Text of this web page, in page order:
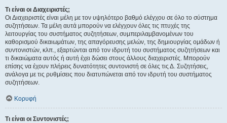
Τι είναι οι Διαχειριστές;
Οι Διαχειριστές είναι μέλη με τον υψηλότερο βαθμό ελέγχου σε όλο το σύστημα
συζητήσεων. Τα μέλη αυτά μπορούν να ελέγχουν όλες τις πτυχές της
λειτουργίας του συστήματος συζητήσεων, συμπεριλαμβανομένων του
καθορισμού δικαιωμάτων, της απαγόρευσης μελών, της δημιουργίας ομάδων ή
συντονιστών, κλπ., εξαρτώνται από τον ιδρυτή του συστήματος συζητήσεων και
τι δικαιώματα αυτός ή αυτή έχει δώσει στους άλλους διαχειριστές. Μπορούν
επίσης να έχουν πλήρεις δυνατότητες συντονιστή σε όλες τις Δ. Συζητήσεις,
ανάλογα με τις ρυθμίσεις που διατυπώνεται από τον ιδρυτή του συστήματος
συζητήσεων.
Κορυφή
Τι είναι οι Συντονιστές;